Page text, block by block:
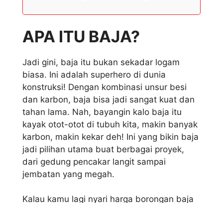
APA ITU BAJA?
Jadi gini, baja itu bukan sekadar logam
biasa. Ini adalah superhero di dunia
konstruksi! Dengan kombinasi unsur besi
dan karbon, baja bisa jadi sangat kuat dan
tahan lama. Nah, bayangin kalo baja itu
kayak otot-otot di tubuh kita, makin banyak
karbon, makin kekar deh! Ini yang bikin baja
jadi pilihan utama buat berbagai proyek,
dari gedung pencakar langit sampai
jembatan yang megah.
Kalau kamu lagi nyari harga borongan baja